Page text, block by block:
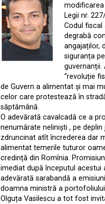
Legii nr.
Codul fiscal
degrabă
angajaților,
siguranța
guvernanții.
“revoluție
de Guvern a alimentat și mai
celor care protestează în
săptămână.
O adevărată cavalcadă ce a
nenumărate neliniști , pe
zdruncinat atît încrederea dar
alimentat temerile tuturor
credință din Romînia.
imediat după începutul acestui
adevărată sarabandă a
doamna ministră a
Olguța Vasilescu a tot fost